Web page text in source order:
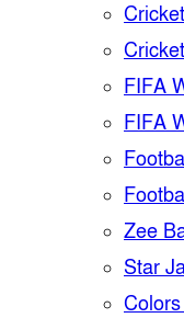
FIFA
FIFA
Zee
Star